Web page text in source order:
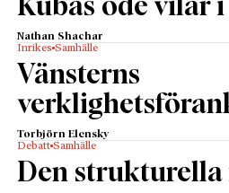
Kubas öde vilar i
Nathan Shachar
Inrikes Samhälle
Vänsterns
Torbjörn Elensky
Debatt Samhälle
Den